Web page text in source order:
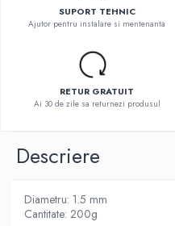
SUPORT TEHNIC
Ajutor pentru instalare si mentenanta
RETUR GRATUIT
Ai 30 de zile sa returnezi produsul
Descriere
Diametru: 1.5 mm
Cantitate: 200g